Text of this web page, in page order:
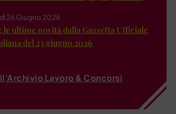
26 Giugno 2026
le ultime novità dalla Gazzetta Ufficiale
del 23 giugno 2026
Lavoro & Concorsi